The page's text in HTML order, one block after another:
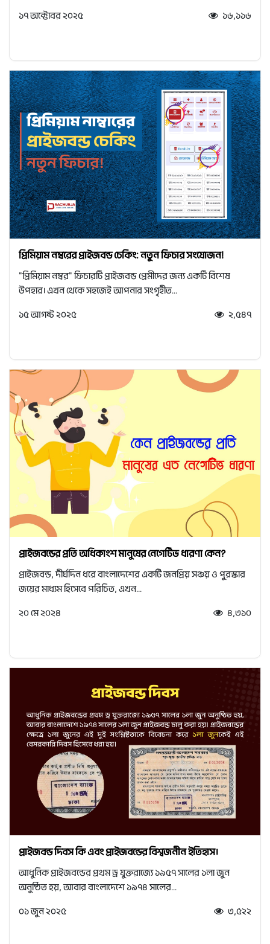
১৭ অক্টোবর ২০২৫
১৬,১১৬
প্রিমিয়াম নম্বরের প্রাইজবন্ড চেকিং: নতুন ফিচার সংযোজন!
"প্রিমিয়াম নম্বর" ফিচারটি প্রাইজবন্ড প্রেমীদের জন্য একটি বিশেষ
উপহার। এখন থেকে সহজেই আপনার সংগৃহীত...
১৫ আগষ্ট ২০২৫
২,৫৪৭
প্রাইজবন্ডের প্রতি অধিকাংশ মানুষের নেগেটিভ ধারণা কেন?
প্রাইজবন্ড, দীর্ঘদিন ধরে বাংলাদেশের একটি জনপ্রিয় সঞ্চয় ও পুরস্কার
জয়ের মাধ্যম হিসেবে পরিচিত, এখন...
২০ মে ২০২৪
৪,৩১০
প্রাইজবন্ড দিবস কি এবং প্রাইজবন্ডের বিশ্বজনীন ইতিহাস।
আধুনিক প্রাইজবন্ডের প্রথম ড্র যুক্তরাজ্যে ১৯৫৭ সালের ১লা জুন
অনুষ্ঠিত হয়, আবার বাংলাদেশে ১৯৭৪ সালের...
০১ জুন ২০২৫
৩,৫২২